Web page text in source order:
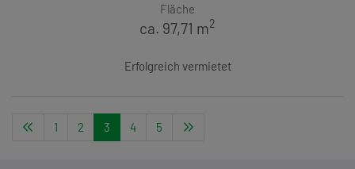
Fläche
ca. 97,71 m2
Erfolgreich vermietet
1 2 3 4 5